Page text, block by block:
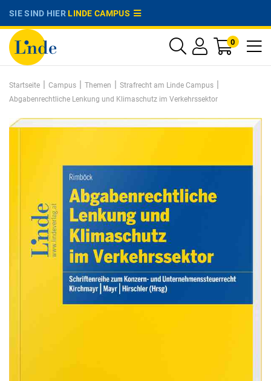
SIE SIND HIERLINDE CAMPUS
0
Startseite | Campus | Themen | Strafrecht am Linde Campus |
Abgabenrechtliche Lenkung und Klimaschutz im Verkehrssektor